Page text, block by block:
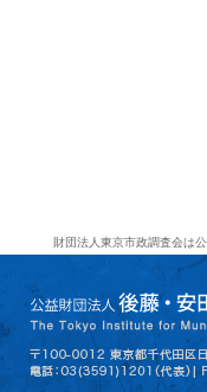
財団法人東京市政調査会は